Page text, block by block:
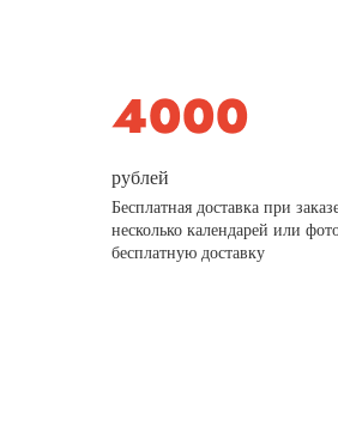
рублей
Бесплатная доставка при
несколько календарей или
бесплатную доставку